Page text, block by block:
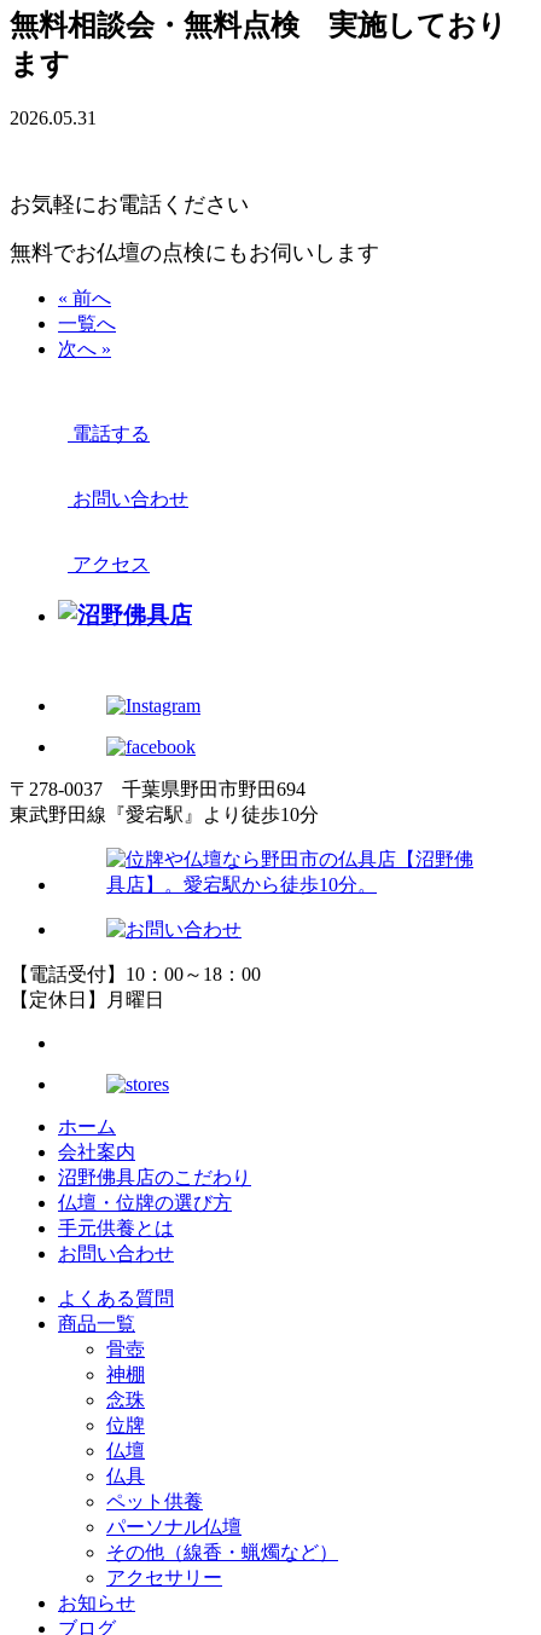
無料相談会・無料点検 実施しており
ます
2026.05.31
お気軽にお電話ください
無料でお仏壇の点検にもお伺いします
« 前へ
一覧へ
次へ »
電話する
お問い合わせ
アクセス
〒278-0037 千葉県野田市野田694
東武野田線『愛宕駅』より徒歩10分
【電話受付】10：00～18：00
【定休日】月曜日
ホーム
会社案内
沼野佛具店のこだわり
仏壇・位牌の選び方
手元供養とは
お問い合わせ
よくある質問
商品一覧
骨壺
神棚
念珠
位牌
仏壇
仏具
ペット供養
パーソナル仏壇
その他（線香・蝋燭など）
アクセサリー
お知らせ
ブログ